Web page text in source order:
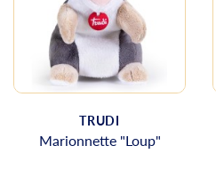
TRUDI
Marionnette "Loup"